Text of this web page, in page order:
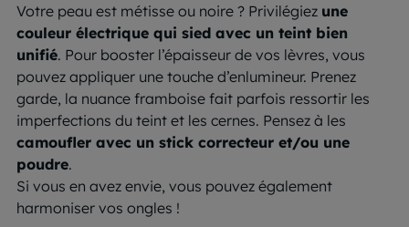
Votre peau est métisse ou noire ? Privilégiez une
couleur électrique qui sied avec un teint bien
unifié. Pour booster l’épaisseur de vos lèvres, vous
pouvez appliquer une touche d’enlumineur. Prenez
garde, la nuance framboise fait parfois ressortir les
imperfections du teint et les cernes. Pensez à les
camoufler avec un stick correcteur et/ou une
poudre.
Si vous en avez envie, vous pouvez également
harmoniser vos ongles !